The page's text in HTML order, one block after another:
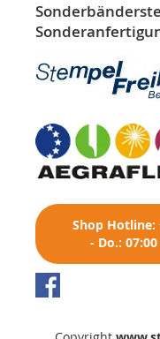
Shop Hotline:
- Do.: